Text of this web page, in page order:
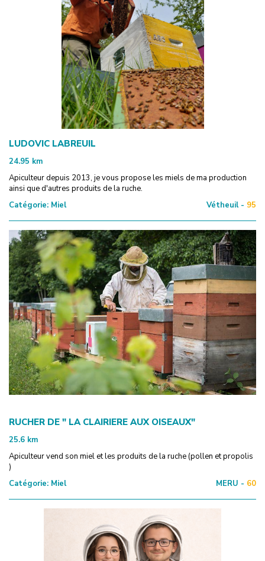
LUDOVIC LABREUIL
24.95 km
Apiculteur depuis 2013, je vous propose les miels de ma production
ainsi que d'autres produits de la ruche.
Catégorie: Miel Vétheuil - 95
RUCHER DE " LA CLAIRIERE AUX OISEAUX"
25.6 km
Apiculteur vend son miel et les produits de la ruche (pollen et propolis
)
Catégorie: Miel MERU - 60